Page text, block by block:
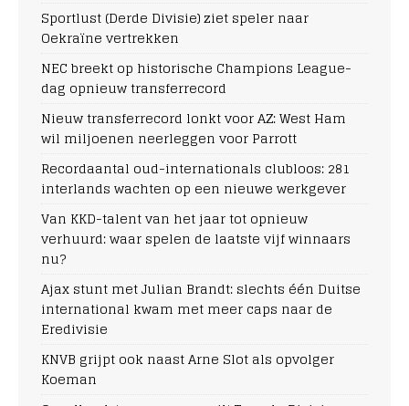
Sportlust (Derde Divisie) ziet speler naar
Oekraïne vertrekken
NEC breekt op historische Champions League-
dag opnieuw transferrecord
Nieuw transferrecord lonkt voor AZ: West Ham
wil miljoenen neerleggen voor Parrott
Recordaantal oud-internationals clubloos: 281
interlands wachten op een nieuwe werkgever
Van KKD-talent van het jaar tot opnieuw
verhuurd: waar spelen de laatste vijf winnaars
nu?
Ajax stunt met Julian Brandt: slechts één Duitse
international kwam met meer caps naar de
Eredivisie
KNVB grijpt ook naast Arne Slot als opvolger
Koeman